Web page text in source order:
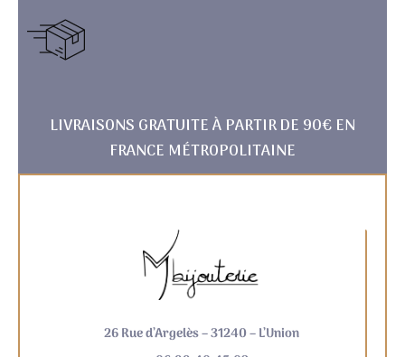
LIVRAISONS GRATUITE À PARTIR DE 90€ EN
FRANCE MÉTROPOLITAINE
26 Rue d’Argelès – 31240 – L’Union